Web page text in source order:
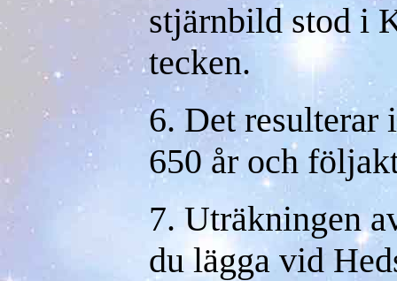
stjärnbild stod i
tecken.
6. Det resulterar
650 år och
7. Uträkningen
du lägga vid